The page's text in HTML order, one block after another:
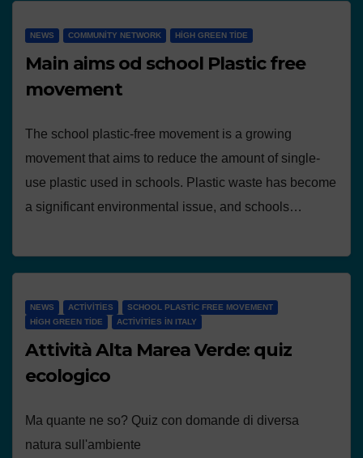
NEWS COMMUNITY NETWORK HIGH GREEN TIDE
Main aims od school Plastic free
movement
The school plastic-free movement is a growing
movement that aims to reduce the amount of single-
use plastic used in schools. Plastic waste has become
a significant environmental issue, and schools…
NEWS ACTIVITIES
SCHOOL PLASTIC FREE MOVEMENT
HIGH GREEN TIDE
ACTIVITIES IN ITALY
Attività Alta Marea Verde: quiz
ecologico
Ma quante ne so? Quiz con domande di diversa
natura sull'ambiente